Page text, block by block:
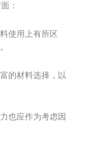
：
使用上有所区
的材料选择，以
也应作为考虑因